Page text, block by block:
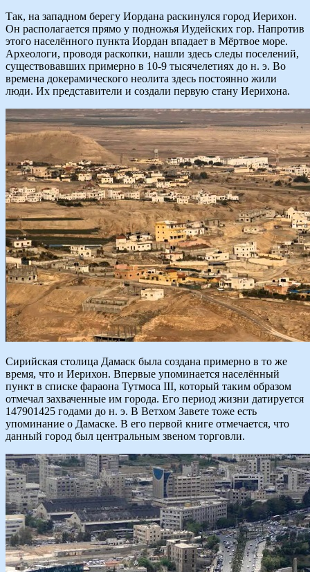
Так, на западном берегу Иордана раскинулся город Иерихон.
Он располагается прямо у подножья Иудейских гор. Напротив
этого населённого пункта Иордан впадает в Мёртвое море.
Археологи, проводя раскопки, нашли здесь следы поселений,
существовавших примерно в 10-9 тысячелетиях до н. э. Во
времена докерамического неолита здесь постоянно жили
люди. Их представители и создали первую стану Иерихона.
Сирийская столица Дамаск была создана примерно в то же
время, что и Иерихон. Впервые упоминается населённый
пункт в списке фараона Тутмоса III, который таким образом
отмечал захваченные им города. Его период жизни датируется
147901425 годами до н. э. В Ветхом Завете тоже есть
упоминание о Дамаске. В его первой книге отмечается, что
данный город был центральным звеном торговли.